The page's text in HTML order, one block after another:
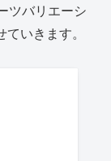
ツバリエーシ
いきます。